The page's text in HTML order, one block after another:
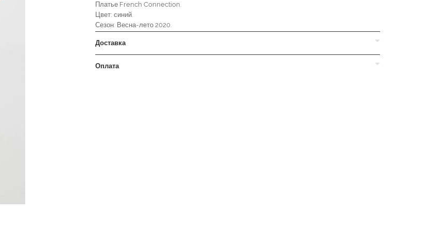
Платье French Connection.
Цвет: синий.
Сезон: Весна-лето 2020.
Доставка
Оплата